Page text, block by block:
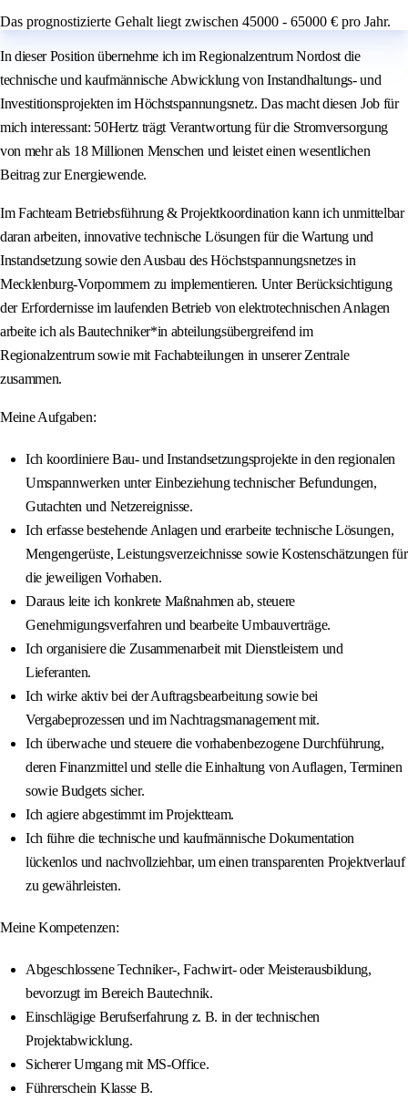
Das prognostizierte Gehalt liegt zwischen 45000 - 65000 € pro Jahr.
In dieser Position übernehme ich im Regionalzentrum Nordost die
technische und kaufmännische Abwicklung von Instandhaltungs- und
Investitionsprojekten im Höchstspannungsnetz. Das macht diesen Job für
mich interessant: 50Hertz trägt Verantwortung für die Stromversorgung
von mehr als 18 Millionen Menschen und leistet einen wesentlichen
Beitrag zur Energiewende.
Im Fachteam Betriebsführung & Projektkoordination kann ich unmittelbar
daran arbeiten, innovative technische Lösungen für die Wartung und
Instandsetzung sowie den Ausbau des Höchstspannungsnetzes in
Mecklenburg-Vorpommern zu implementieren. Unter Berücksichtigung
der Erfordernisse im laufenden Betrieb von elektrotechnischen Anlagen
arbeite ich als Bautechniker*in abteilungsübergreifend im
Regionalzentrum sowie mit Fachabteilungen in unserer Zentrale
zusammen.
Meine Aufgaben:
Ich koordiniere Bau- und Instandsetzungsprojekte in den regionalen
Umspannwerken unter Einbeziehung technischer Befundungen,
Gutachten und Netzereignisse.
Ich erfasse bestehende Anlagen und erarbeite technische Lösungen,
Mengengerüste, Leistungsverzeichnisse sowie Kostenschätzungen für
die jeweiligen Vorhaben.
Daraus leite ich konkrete Maßnahmen ab, steuere
Genehmigungsverfahren und bearbeite Umbauverträge.
Ich organisiere die Zusammenarbeit mit Dienstleistern und
Lieferanten.
Ich wirke aktiv bei der Auftragsbearbeitung sowie bei
Vergabeprozessen und im Nachtragsmanagement mit.
Ich überwache und steuere die vorhabenbezogene Durchführung,
deren Finanzmittel und stelle die Einhaltung von Auflagen, Terminen
sowie Budgets sicher.
Ich agiere abgestimmt im Projektteam.
Ich führe die technische und kaufmännische Dokumentation
lückenlos und nachvollziehbar, um einen transparenten Projektverlauf
zu gewährleisten.
Meine Kompetenzen:
Abgeschlossene Techniker-, Fachwirt- oder Meisterausbildung,
bevorzugt im Bereich Bautechnik.
Einschlägige Berufserfahrung z. B. in der technischen
Projektabwicklung.
Sicherer Umgang mit MS-Office.
Führerschein Klasse B.